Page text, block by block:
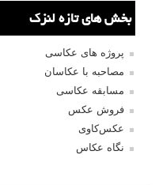
بخش های تازه لنزک
پروژه های عکاسی
مصاحبه با عکاسان
مسابقه عکاسی
فروش عکس
عکس‌کاوی
نگاه عکاس